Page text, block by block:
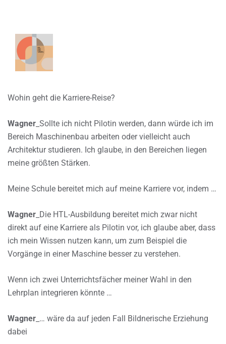
Wohin geht die Karriere-Reise?
Wagner _Sollte ich nicht Pilotin werden, dann würde ich im
Bereich Maschinenbau arbeiten oder vielleicht auch
Architektur studieren. Ich glaube, in den Bereichen liegen
meine größten Stärken.
Meine Schule bereitet mich auf meine Karriere vor, indem …
Wagner _Die HTL-Ausbildung bereitet mich zwar nicht
direkt auf eine Karriere als Pilotin vor, ich glaube aber, dass
ich mein Wissen nutzen kann, um zum Beispiel die
Vorgänge in einer Maschine besser zu verstehen.
Wenn ich zwei Unterrichtsfächer meiner Wahl in den
Lehrplan integrieren könnte …
Wagner _… wäre da auf jeden Fall Bildnerische Erziehung
dabei